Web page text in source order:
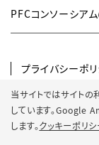
当サイトではサイト
しています。Google
します。クッキーポリ
PFCコンソーシア
プライバシーポ
SNSポリシー
サイトマップ